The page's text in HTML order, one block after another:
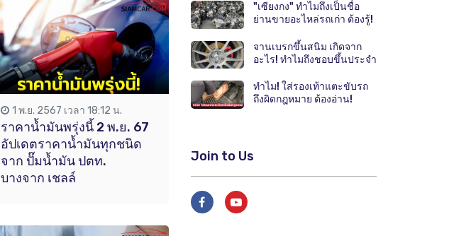
1 พ.ย. 2567 เวลา 18:12 น.
ราคาน้ำมันพรุ่งนี้ 2 พ.ย. 67
อัปเดตราคาน้ำมันทุกชนิด
จาก ปั๊มน้ำมัน ปตท.
บางจาก เชลล์
"เซียงกง" ทำไมถึงเป็นชื่อ
ย่านขายอะไหล่รถเก่า ต้องรู้!
จานเบรกขึ้นสนิม เกิดจาก
อะไร! ทำไมถึงชอบขึ้นประจำ
ทำไม! ใส่รองเท้าแตะขับรถ
ถึงผิดกฎหมาย ต้องอ่าน!
Join to Us